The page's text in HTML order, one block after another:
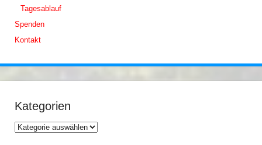
Tagesablauf
Spenden
Kontakt
Kategorien
Kategorien